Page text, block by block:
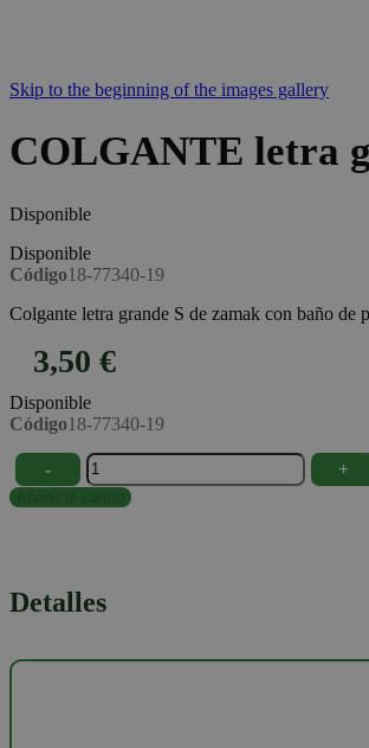
Skip to the beginning of the images gallery
COLGANTE letra
Disponible
Disponible
Código18-77340-19
Colgante letra grande S de zamak con baño de
3,50 €
Disponible
Código18-77340-19
- +
Detalles